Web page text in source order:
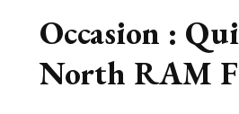
Occasion :
North RAM